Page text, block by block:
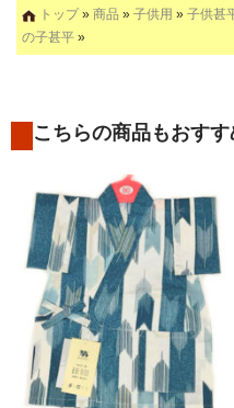
トップ» 商品 » 子供用 » 子供甚
の子甚平 »
こちらの商品もおすす